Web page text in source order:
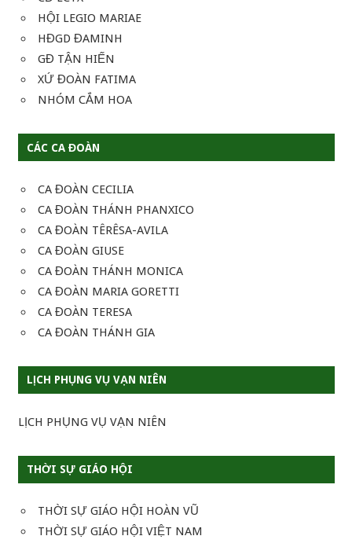
HỘI LEGIO MARIAE
HĐGD ĐAMINH
GĐ TẬN HIẾN
XỨ ĐOÀN FATIMA
NHÓM CẮM HOA
CÁC CA ĐOÀN
CA ĐOÀN CECILIA
CA ĐOÀN THÁNH PHANXICO
CA ĐOÀN TÊRÊSA-AVILA
CA ĐOÀN GIUSE
CA ĐOÀN THÁNH MONICA
CA ĐOÀN MARIA GORETTI
CA ĐOÀN TERESA
CA ĐOÀN THÁNH GIA
LỊCH PHỤNG VỤ VẠN NIÊN
LỊCH PHỤNG VỤ VẠN NIÊN
THỜI SỰ GIÁO HỘI
THỜI SỰ GIÁO HỘI HOÀN VŨ
THỜI SỰ GIÁO HỘI VIỆT NAM